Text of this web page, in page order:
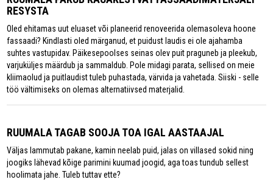
RESYSTA
Oled ehitamas uut eluaset või planeerid renoveerida olemasoleva hoone
fassaadi? Kindlasti oled märganud, et puidust laudis ei ole ajahamba
suhtes vastupidav. Päikesepoolses seinas olev puit praguneb ja pleekub,
varjuküljes määrdub ja sammaldub. Pole midagi parata, sellised on meie
kliimaolud ja puitlaudist tuleb puhastada, värvida ja vahetada. Siiski - selle
töö vältimiseks on olemas alternatiivsed materjalid.
RUUMALA TAGAB SOOJA TOA IGAL AASTAAJAL
Väljas lammutab pakane, kamin neelab puid, jalas on villased sokid ning
joogiks lähevad kõige parimini kuumad joogid, aga toas tundub sellest
hoolimata jahe. Tuleb tuttav ette?